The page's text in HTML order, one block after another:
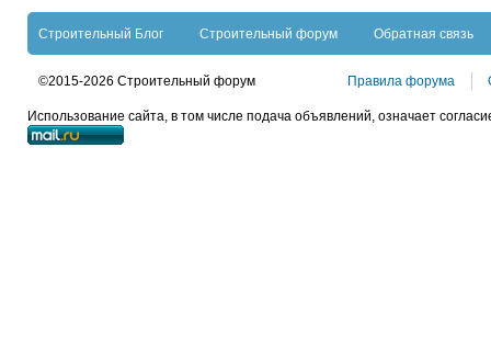
Строительный Блог Строительный форум Обратная связь
©2015-2026 Строительный форум Правила форума
Использование сайта, в том числе подача объявлений, означает